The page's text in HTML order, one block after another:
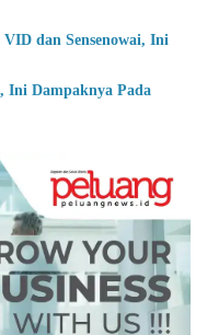
dan Sensenowai, Ini
Ini Dampaknya Pada